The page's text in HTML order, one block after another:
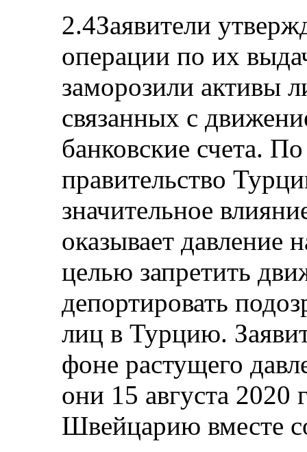
2.4Заявители
операции по их
заморозили активы
связанных с
банковские счета.
правительство
значительное
оказывает давление
целью запретить
депортировать
лиц в Турцию.
фоне растущего
они 15 августа 2020
Швейцарию вместе